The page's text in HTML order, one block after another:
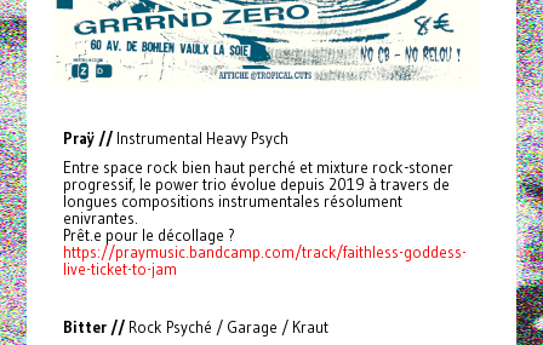
Praÿ //Instrumental Heavy Psych
Entre space rock bien haut perché et mixture rock-stoner
progressif, le power trio évolue depuis 2019 à travers de
longues compositions instrumentales résolument
enivrantes.
Prêt.e pour le décollage ?
https://praymusic.bandcamp.com/track/faithless-goddess-
live-ticket-to-jam
Bitter // Rock Psyché / Garage / Kraut